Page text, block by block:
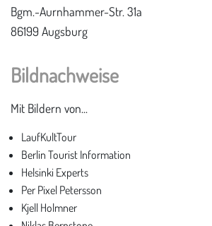
Bgm.-Aurnhammer-Str. 31a
86199 Augsburg
Bildnachweise
Mit Bildern von...
LaufKultTour
Berlin Tourist Information
Helsinki Experts
Per Pixel Petersson
Kjell Holmner